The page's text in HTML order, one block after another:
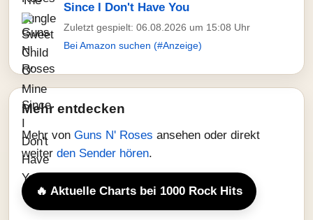
Since I Don't Have You
Zuletzt gespielt: 06.08.2026 um 15:08 Uhr
Bei Amazon suchen (#Anzeige)
Mehr entdecken
Mehr von Guns N' Roses ansehen oder direkt
weiter den Sender hören.
🔥 Aktuelle Charts bei 1000 Rock Hits